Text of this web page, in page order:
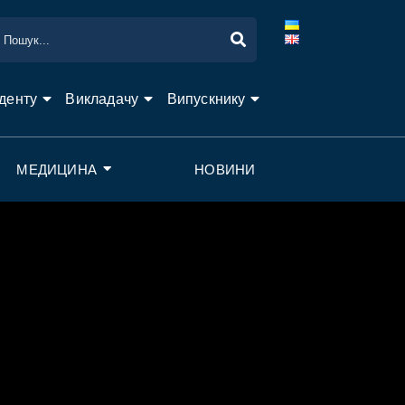
Викладачу Випускнику
МЕДИЦИНА НОВИНИ